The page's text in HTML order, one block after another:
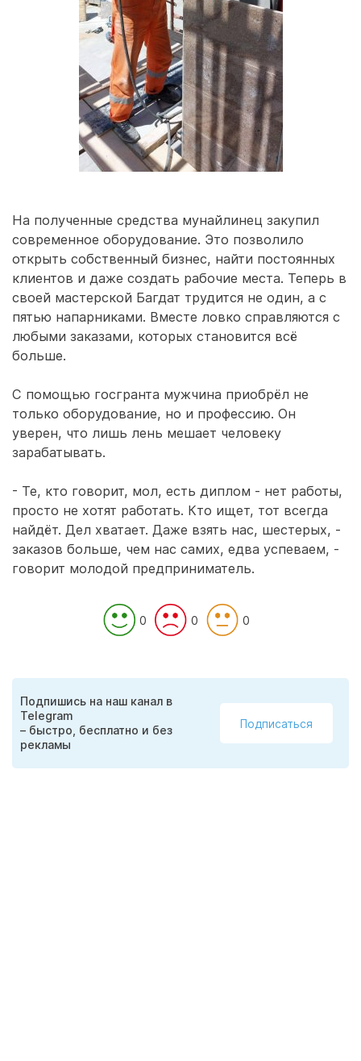
На полученные средства мунайлинец закупил
современное оборудование. Это позволило
открыть собственный бизнес, найти постоянных
клиентов и даже создать рабочие места. Теперь в
своей мастерской Багдат трудится не один, а с
пятью напарниками. Вместе ловко справляются с
любыми заказами, которых становится всё
больше.
С помощью госгранта мужчина приобрёл не
только оборудование, но и профессию. Он
уверен, что лишь лень мешает человеку
зарабатывать.
- Те, кто говорит, мол, есть диплом - нет работы,
просто не хотят работать. Кто ищет, тот всегда
найдёт. Дел хватает. Даже взять нас, шестерых, -
заказов больше, чем нас самих, едва успеваем, -
говорит молодой предприниматель.
0 0 0
Подпишись на наш канал в
Telegram
– быстро, бесплатно и без
рекламы
Подписаться